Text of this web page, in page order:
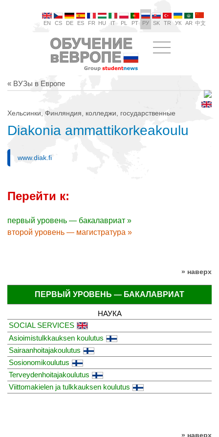
EN CS DE ES FR HU IT PL PT РУ SK TR УК AR 中文
« ВУЗы в Европе
Хельсинки, Финляндия, колледжи, государственные
Diakonia ammattikorkeakoulu
www.diak.fi
Перейти к:
первый уровень — бакалавриат »
второй уровень — магистратура »
» наверх
ПЕРВЫЙ УРОВЕНЬ — БАКАЛАВРИАТ
НАУКА
SOCIAL SERVICES
Asioimistulkkauksen koulutus
Sairaanhoitajakoulutus
Sosionomikoulutus
Terveydenhoitajakoulutus
Viittomakielen ja tulkkauksen koulutus
» наверх